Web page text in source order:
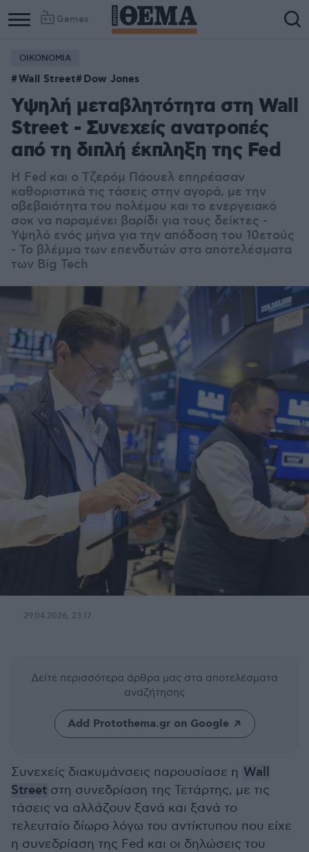
Games
ΟΙΚΟΝΟΜΙΑ
Wall Street Dow Jones
Υψηλή μεταβλητότητα στη Wall
Street - Συνεχείς ανατροπές
από τη διπλή έκπληξη της Fed
Η Fed και ο Τζερόμ Πάουελ επηρέασαν
καθοριστικά τις τάσεις στην αγορά, με την
αβεβαιότητα του πολέμου και το ενεργειακό
σοκ να παραμένει βαρίδι για τους δείκτες -
Υψηλό ενός μήνα για την απόδοση του 10ετούς
- Το βλέμμα των επενδυτών στα αποτελέσματα
των Big Tech
29.04.2026, 23:17
Δείτε περισσότερα άρθρα μας στα αποτελέσματα
αναζήτησης
Add Protothema.gr on Google
Συνεχείς διακυμάνσεις παρουσίασε η Wall
Street στη συνεδρίαση της Τετάρτης, με τις
τάσεις να αλλάζουν ξανά και ξανά το
τελευταίο δίωρο λόγω του αντίκτυπου που είχε
η συνεδρίαση της Fed και οι δηλώσεις του